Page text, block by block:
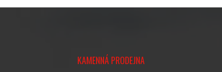
L
Í
P
KAMENNÁ PRODEJNA